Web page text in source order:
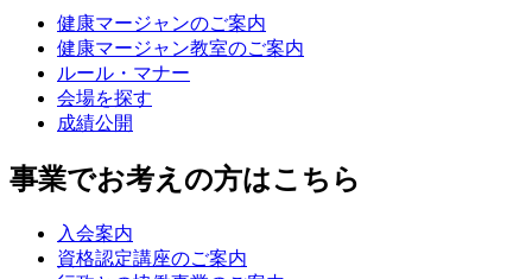
健康マージャンのご案内
健康マージャン教室のご案内
ルール・マナー
会場を探す
成績公開
事業でお考えの方はこちら
入会案内
資格認定講座のご案内